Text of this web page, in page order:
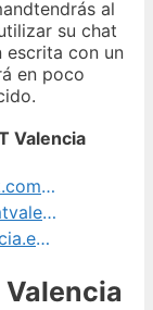
al
su chat
escrita con un
en poco
Valencia
https://www.facebook.com/emtvalencia/
https://twitter.com/emtvalencia
https://www.emtvalencia.es/ciudadano
Valencia